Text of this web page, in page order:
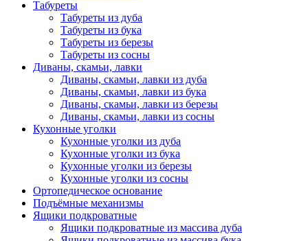
Табуреты
Табуреты из дуба
Табуреты из бука
Табуреты из березы
Табуреты из сосны
Диваны, скамьи, лавки
Диваны, скамьи, лавки из дуба
Диваны, скамьи, лавки из бука
Диваны, скамьи, лавки из березы
Диваны, скамьи, лавки из сосны
Кухонные уголки
Кухонные уголки из дуба
Кухонные уголки из бука
Кухонные уголки из березы
Кухонные уголки из сосны
Ортопедическое основание
Подъёмные механизмы
Ящики подкроватные
Ящики подкроватные из массива дуба